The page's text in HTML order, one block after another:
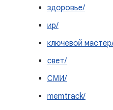
здоровье/
ир/
ключевой
свет/
СМИ/
memtrack/